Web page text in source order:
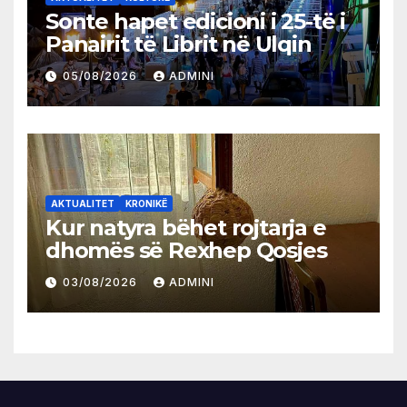
Sonte hapet edicioni i 25-të i
Panairit të Librit në Ulqin
05/08/2026 ADMINI
AKTUALITET KRONIKË
Kur natyra bëhet rojtarja e
dhomës së Rexhep Qosjes
03/08/2026 ADMINI